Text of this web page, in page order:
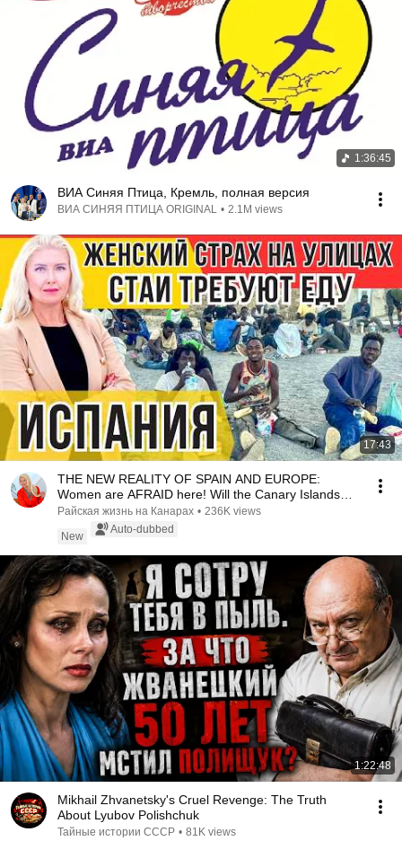
1:36:45
ВИА Синяя Птица, Кремль, полная версия
ВИА СИНЯЯ ПТИЦА ORIGINAL • 2.1M views
17:43
THE NEW REALITY OF SPAIN AND EUROPE:
Women are AFRAID here! Will the Canary Islands
repeat this n...
Райская жизнь на Канарах • 236K views
New
Auto-dubbed
1:22:48
Mikhail Zhvanetsky's Cruel Revenge: The Truth
About Lyubov Polishchuk
Тайные истории СССР • 81K views